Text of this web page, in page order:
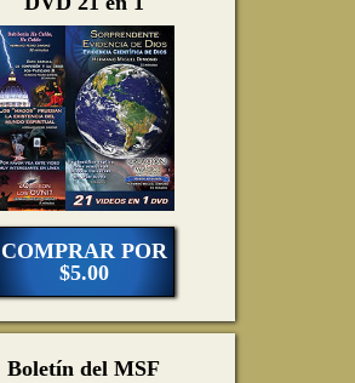
COMPRAR POR
$5.00
Boletín del MSF